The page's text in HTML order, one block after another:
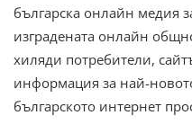
българска онлайн медия
изградената онлайн
хиляди потребители,
информация за най-
българското интернет